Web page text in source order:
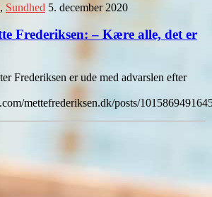
, Sundhed 5. december 2020
Frederiksen: – Kære alle, det er
Frederiksen er ude med advarslen efter
mettefrederiksen.dk/posts/